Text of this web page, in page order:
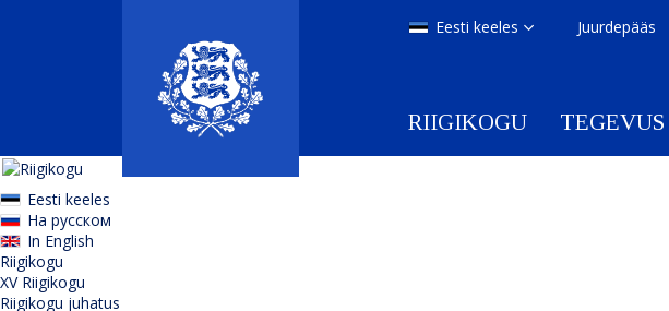
Juurdepääs
Eesti keeles
RIIGIKOGU TEGEVUS
Eesti keeles
На русском
In English
Riigikogu
XV Riigikogu
Riigikogu juhatus